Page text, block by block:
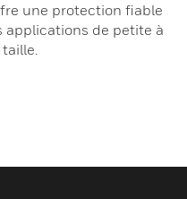
une protection fiable
applications de petite à